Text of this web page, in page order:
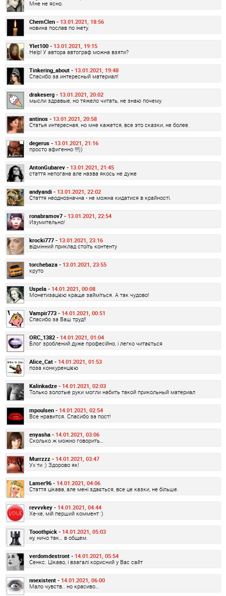
Мне не ясно.
ChemClen - 13.01.2021, 18:56
новина послав по інету.
Ylet100 - 13.01.2021, 19:15
Help! У автора автограф можна взяти?
Tinkering_about - 13.01.2021, 19:48
Спасибо за интересный материал!
drakeserg - 13.01.2021, 20:02
мысли здравые, но тяжело читать, не знаю почему.
antinos - 13.01.2021, 20:58
Статья интересная, но мне кажется, все это сказки, не более.
degerus - 13.01.2021, 21:16
просто афигенно !!!!))
AntonGubarev - 13.01.2021, 21:45
стаття непогана але назва якось не дуже
andyandi - 13.01.2021, 22:02
Стаття неоднозначна - не можна кидатися в крайності.
ronabramov7 - 13.01.2021, 22:54
Изумительно!
krocki777 - 13.01.2021, 23:16
відмінний приклад стоїть контенту
torchebaza - 13.01.2021, 23:55
круто
Uspela - 14.01.2021, 00:08
Монетизацією краще займіться. А так чудово!
Vampir773 - 14.01.2021, 00:51
Спасибо за Ваш труд!!
ORC_1382 - 14.01.2021, 01:04
Блог зроблений дуже професійно, і легко читається
Alice_Cat - 14.01.2021, 01:53
поза конкуренцією
Kalinkadze - 14.01.2021, 02:03
Только золотые руки могли набить такой прикольный материал
mpoulsen - 14.01.2021, 02:54
Все нравится. Спасибо за пост!
enyasha - 14.01.2021, 03:06
Сколько ж можно говорить…
Murrzzz - 14.01.2021, 03:47
Ух ти :) Здорово як!
Lamer96 - 14.01.2021, 04:06
Стаття цікава, але мені здається, все це казки, не більше.
revvvkey - 14.01.2021, 04:44
Хе-хе, мій перший коммент :)
Tooothpick - 14.01.2021, 05:03
ну, ничо так… в общем.
verdomdestront - 14.01.2021, 05:54
Сенкс. Цікаво, і взагалі корисний у Вас сайт
nnexistent - 14.01.2021, 06:00
Мало чувств.. но красиво…